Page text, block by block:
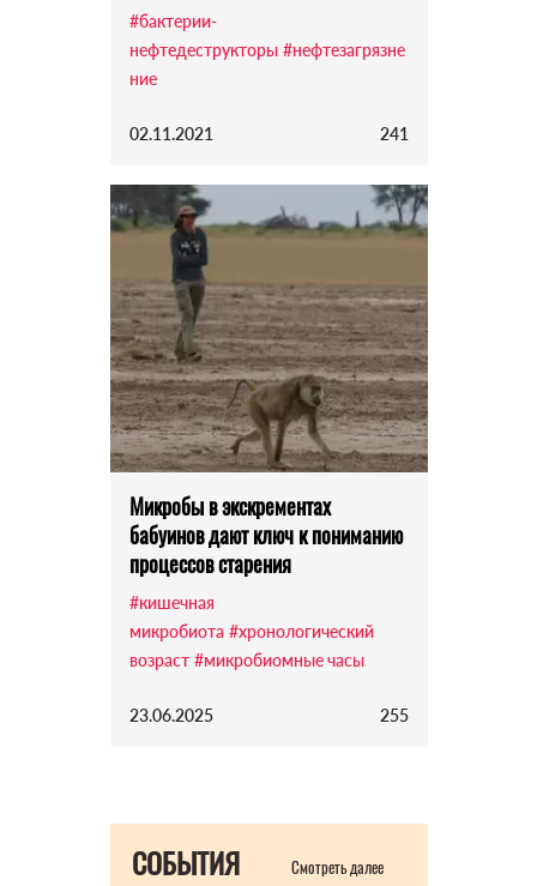
#бактерии-
нефтедеструкторы #нефтезагрязне
ние
02.11.2021 241
Микробы в экскрементах
бабуинов дают ключ к пониманию
процессов старения
#кишечная
микробиота #хронологический
возраст #микробиомные часы
23.06.2025 255
СОБЫТИЯ Смотреть далее